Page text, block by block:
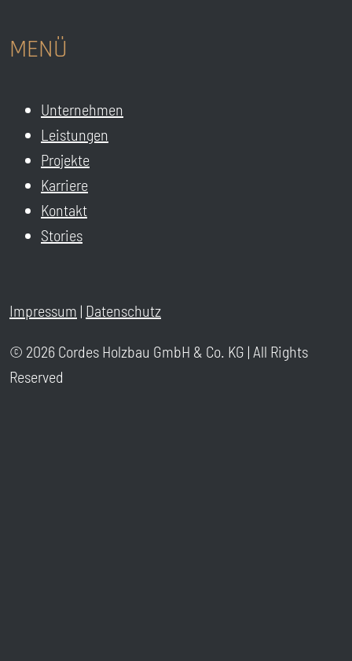
MENÜ
Unternehmen
Leistungen
Projekte
Karriere
Kontakt
Stories
Impressum | Datenschutz
© 2026 Cordes Holzbau GmbH & Co. KG | All Rights
Reserved